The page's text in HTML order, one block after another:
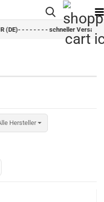
- - - - schneller Versand - - - - - -
Hersteller